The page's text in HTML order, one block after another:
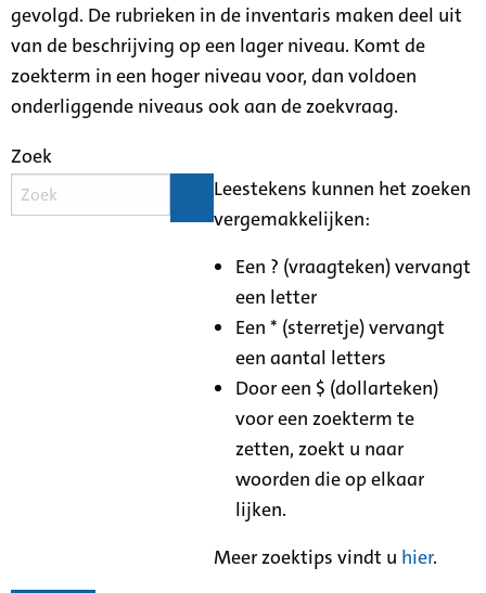
gevolgd. De rubrieken in de inventaris maken deel uit
van de beschrijving op een lager niveau. Komt de
zoekterm in een hoger niveau voor, dan voldoen
onderliggende niveaus ook aan de zoekvraag.
Zoek
Leestekens kunnen het zoeken
vergemakkelijken:
Een ? (vraagteken) vervangt
een letter
Een * (sterretje) vervangt
een aantal letters
Door een $ (dollarteken)
voor een zoekterm te
zetten, zoekt u naar
woorden die op elkaar
lijken.
Meer zoektips vindt u hier.